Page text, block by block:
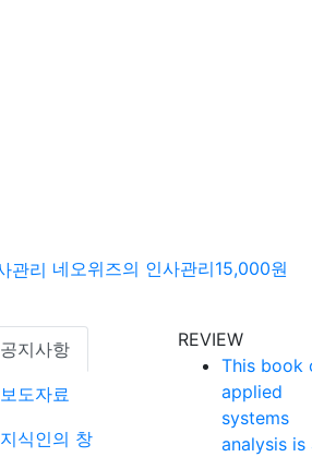
네오위즈의 인사관리15,000원
공지사항
보도자료
지식인의 창
REVIEW
This book
applied
systems
analysis is